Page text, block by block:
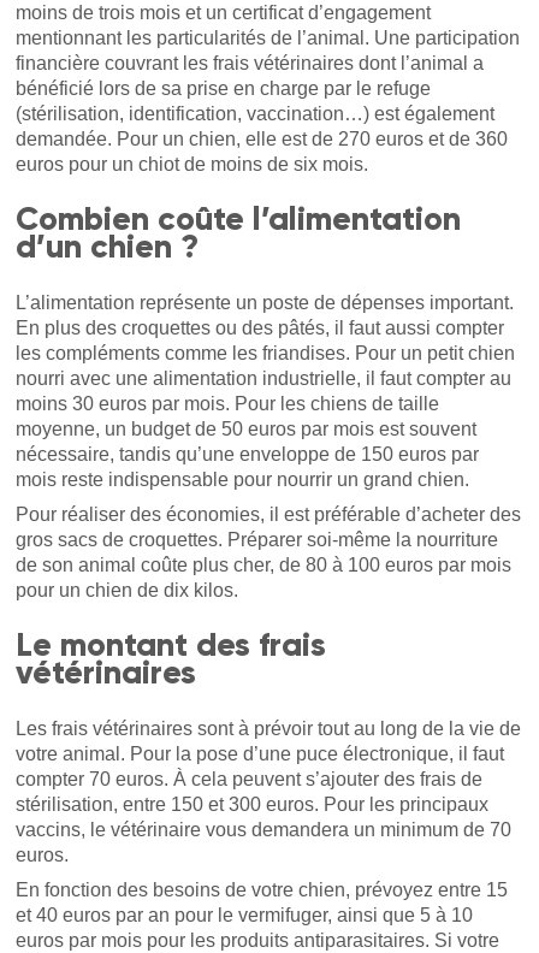
moins de trois mois et un certificat d’engagement
mentionnant les particularités de l’animal. Une participation
financière couvrant les frais vétérinaires dont l’animal a
bénéficié lors de sa prise en charge par le refuge
(stérilisation, identification, vaccination…) est également
demandée. Pour un chien, elle est de 270 euros et de 360
euros pour un chiot de moins de six mois.
Combien coûte l’alimentation
d’un chien ?
L’alimentation représente un poste de dépenses important.
En plus des croquettes ou des pâtés, il faut aussi compter
les compléments comme les friandises. Pour un petit chien
nourri avec une alimentation industrielle, il faut compter au
moins 30 euros par mois. Pour les chiens de taille
moyenne, un budget de 50 euros par mois est souvent
nécessaire, tandis qu’une enveloppe de 150 euros par
mois reste indispensable pour nourrir un grand chien.
Pour réaliser des économies, il est préférable d’acheter des
gros sacs de croquettes. Préparer soi-même la nourriture
de son animal coûte plus cher, de 80 à 100 euros par mois
pour un chien de dix kilos.
Le montant des frais
vétérinaires
Les frais vétérinaires sont à prévoir tout au long de la vie de
votre animal. Pour la pose d’une puce électronique, il faut
compter 70 euros. À cela peuvent s’ajouter des frais de
stérilisation, entre 150 et 300 euros. Pour les principaux
vaccins, le vétérinaire vous demandera un minimum de 70
euros.
En fonction des besoins de votre chien, prévoyez entre 15
et 40 euros par an pour le vermifuger, ainsi que 5 à 10
euros par mois pour les produits antiparasitaires. Si votre